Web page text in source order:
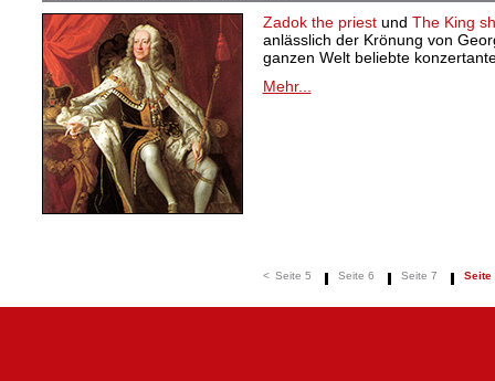
Zadok the priestund The King
anlässlich der Krönung von
ganzen Welt beliebte
Mehr...
< Seite 5 Seite 6 Seite 7 Seite